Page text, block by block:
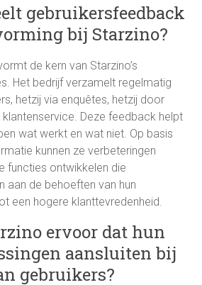
gebruikersfeedback
bij Starzino?
de kern van Starzino’s
Het bedrijf verzamelt regelmatig
hetzij via enquêtes, hetzij door
Deze feedback helpt
wat werkt en wat niet. Op basis
kunnen ze verbeteringen
functies ontwikkelen die
aan de behoeften van hun
een hogere klanttevredenheid.
ervoor dat hun
aansluiten bij
gebruikers?